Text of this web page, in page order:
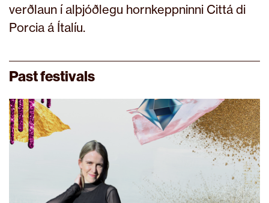
verðlaun í alþjóðlegu hornkeppninni Cittá di
Porcia á Ítalíu.
Past festivals